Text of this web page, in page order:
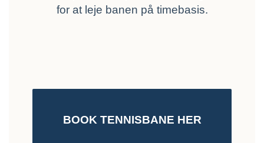
for at leje banen på timebasis.
BOOK TENNISBANE HER